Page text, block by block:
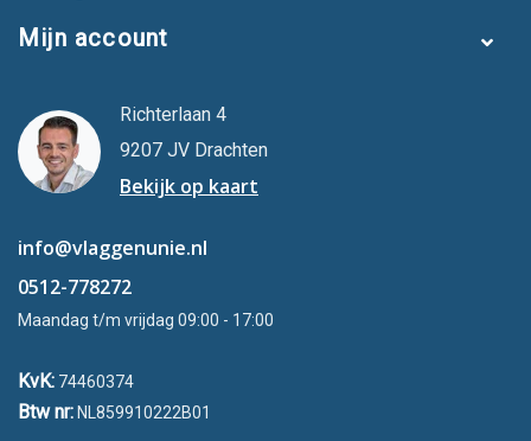
Mijn account
Richterlaan 4
9207 JV Drachten
Bekijk op kaart
info@vlaggenunie.nl
0512-778272
Maandag t/m vrijdag 09:00 - 17:00
KvK: 74460374
Btw nr: NL859910222B01